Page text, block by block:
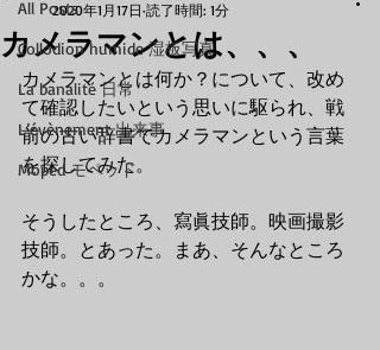
All Posts
Collodion humide 湿板写真
La banalité 日常
L’évènement 出来事
Moped モペッド
カメラマンとは、、、
2020年1月17日 読了時間: 1分
カメラマンとは何か？について、改め
て確認したいという思いに駆られ、戦
前の古い辞書でカメラマンという言葉
を探してみた。
そうしたところ、寫眞技師。映画撮影
技師。とあった。まあ、そんなところ
かな。。。